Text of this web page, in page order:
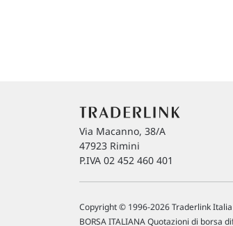
Via Macanno, 38/A
47923 Rimini
P.IVA 02 452 460 401
Copyright © 1996-2026 Traderlink Italia
BORSA ITALIANA Quotazioni di borsa